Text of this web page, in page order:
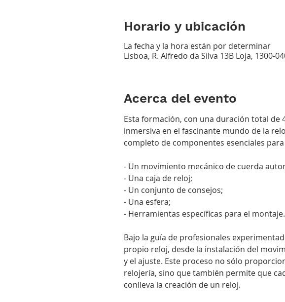
Horario y ubicación
La fecha y la hora están por determinar
Lisboa, R. Alfredo da Silva 13B Loja, 1300-
Acerca del evento
Esta formación, con una duración total de
inmersiva en el fascinante mundo de la
completo de componentes esenciales
- Un movimiento mecánico de cuerda
- Una caja de reloj;
- Un conjunto de consejos;
- Una esfera;
- Herramientas específicas para el montaje.
Bajo la guía de profesionales
propio reloj, desde la instalación del
y el ajuste. Este proceso no sólo
relojería, sino que también permite que
conlleva la creación de un reloj.